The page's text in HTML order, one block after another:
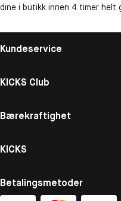
dine i butikk innen 4 timer helt
Kundeservice
KICKS Club
Bærekraftighet
KICKS
Betalingsmetoder